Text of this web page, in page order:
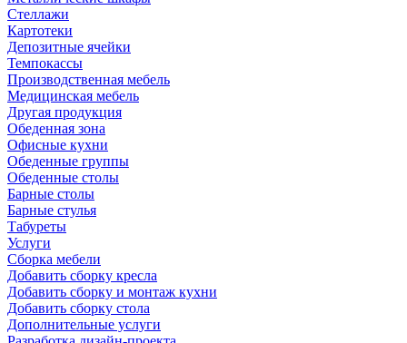
Стеллажи
Картотеки
Депозитные ячейки
Темпокассы
Производственная мебель
Медицинская мебель
Другая продукция
Обеденная зона
Офисные кухни
Обеденные группы
Обеденные столы
Барные столы
Барные стулья
Табуреты
Услуги
Сборка мебели
Добавить сборку кресла
Добавить сборку и монтаж кухни
Добавить сборку стола
Дополнительные услуги